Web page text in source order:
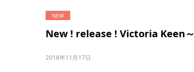
New ! release ! Victoria Keen
2018年11月17日